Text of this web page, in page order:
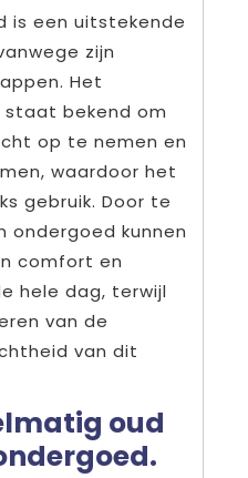
is een uitstekende
zijn
Het
bekend om
op te nemen en
waardoor het
gebruik. Door te
ondergoed kunnen
comfort en
hele dag, terwijl
van de
van dit
oud